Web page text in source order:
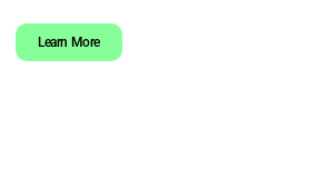
Learn More